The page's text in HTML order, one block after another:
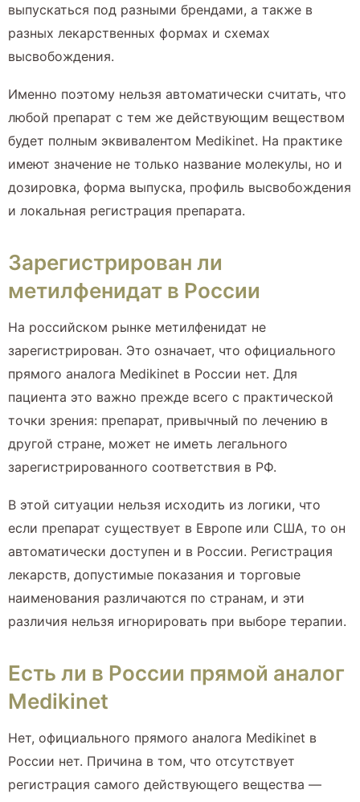
выпускаться под разными брендами, а также в
разных лекарственных формах и схемах
высвобождения.
Именно поэтому нельзя автоматически считать, что
любой препарат с тем же действующим веществом
будет полным эквивалентом Medikinet. На практике
имеют значение не только название молекулы, но и
дозировка, форма выпуска, профиль высвобождения
и локальная регистрация препарата.
Зарегистрирован ли
метилфенидат в России
На российском рынке метилфенидат не
зарегистрирован. Это означает, что официального
прямого аналога Medikinet в России нет. Для
пациента это важно прежде всего с практической
точки зрения: препарат, привычный по лечению в
другой стране, может не иметь легального
зарегистрированного соответствия в РФ.
В этой ситуации нельзя исходить из логики, что
если препарат существует в Европе или США, то он
автоматически доступен и в России. Регистрация
лекарств, допустимые показания и торговые
наименования различаются по странам, и эти
различия нельзя игнорировать при выборе терапии.
Есть ли в России прямой аналог
Medikinet
Нет, официального прямого аналога Medikinet в
России нет. Причина в том, что отсутствует
регистрация самого действующего вещества —